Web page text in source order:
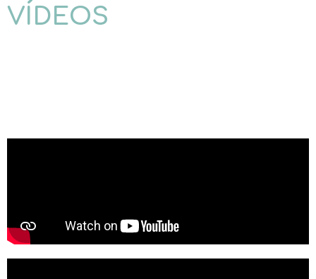
VÍDEOS